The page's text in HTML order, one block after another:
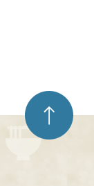
ペ
ー
ジ